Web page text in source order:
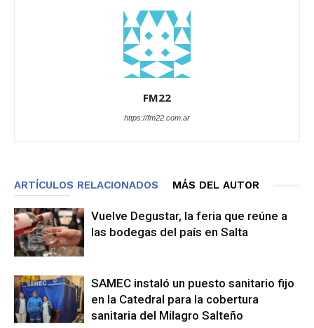
FM22
https://fm22.com.ar
ARTÍCULOS RELACIONADOS MÁS DEL AUTOR
Vuelve Degustar, la feria que reúne a
las bodegas del país en Salta
SAMEC instaló un puesto sanitario fijo
en la Catedral para la cobertura
sanitaria del Milagro Salteño